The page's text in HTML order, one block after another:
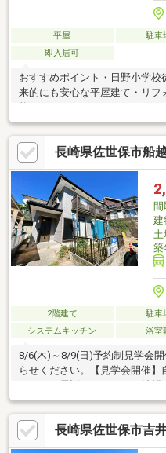
平屋 駐車
即入居可
おすすめポイント・日野小学
来的にも安心な平屋建て・リ
徒歩8分
長崎県佐世保市船
間
建
土
築
2階建て 駐車
システムキッチン
浴室
8/6(木)～8/9(日)予約制見学会
らせください。【見学会開催】
ーム内容】●外構・外装浄化槽
壁塗装●水回りシステムキッチ
レ交換、洗面化粧台交換●内装
換、床材上張り、シューズボ
長崎県佐世保市吉